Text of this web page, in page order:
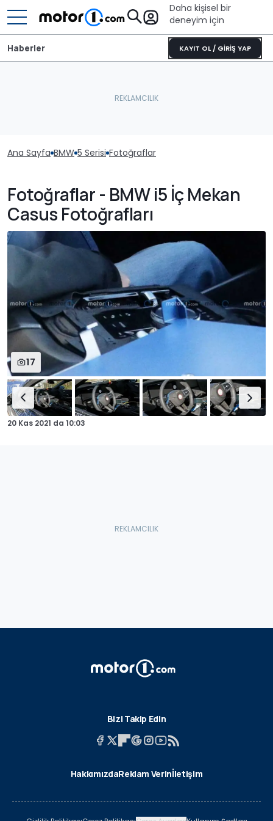
Daha kişisel bir
deneyim için
KAYIT OL / GİRİŞ YAP
Haberler
Ana Sayfa BMW 5 Serisi Fotoğraflar
Fotoğraflar - BMW i5 İç Mekan
Casus Fotoğrafları
17
20 Kas 2021 da 10:03
Bizi Takip Edin
HakkımızdaReklam Verinİletişim